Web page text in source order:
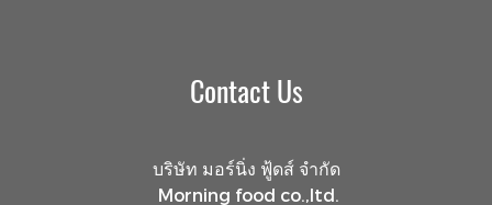
Contact Us
บริษัท มอร์นิ่ง ฟู้ดส์ จำกัด
Morning food co.,ltd.